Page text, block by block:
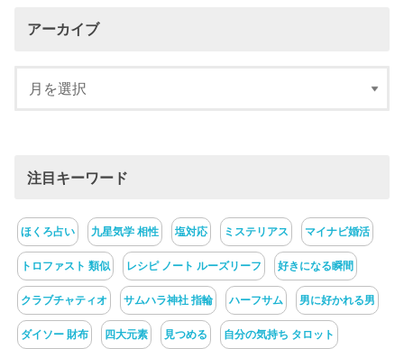
アーカイブ
注目キーワード
ほくろ占い 九星気学 相性 塩対応 ミステリアス マイナビ婚活
トロファスト 類似 レシピ ノート ルーズリーフ 好きになる瞬間
クラブチャティオ サムハラ神社 指輪 ハーフサム 男に好かれる男
ダイソー 財布 四大元素 見つめる 自分の気持ち タロット